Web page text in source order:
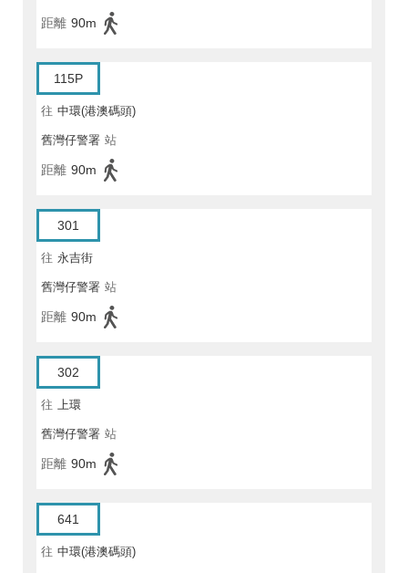
距離 90m
115P
往 中環(港澳碼頭)
舊灣仔警署 站
距離 90m
301
往 永吉街
舊灣仔警署 站
距離 90m
302
往 上環
舊灣仔警署 站
距離 90m
641
往 中環(港澳碼頭)